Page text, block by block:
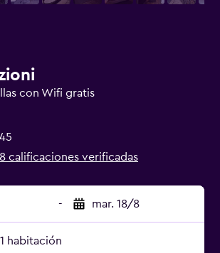
con Wifi gratis
calificaciones verificadas
- mar. 18/8
habitación